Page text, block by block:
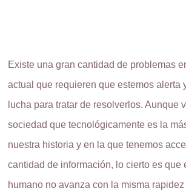
Existe una gran cantidad de problemas
actual que requieren que estemos alerta
lucha para tratar de resolverlos. Aunque
sociedad que tecnológicamente es la
nuestra historia y en la que tenemos
cantidad de información, lo cierto es que
humano no avanza con la misma